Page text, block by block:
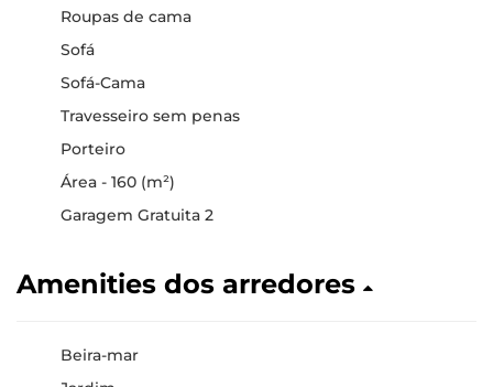
Roupas de cama
Sofá
Sofá-Cama
Travesseiro sem penas
Porteiro
Área - 160 (m²)
Garagem Gratuita 2
Amenities dos arredores
Beira-mar